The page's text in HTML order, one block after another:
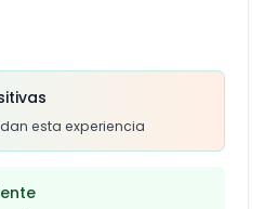
esta experiencia